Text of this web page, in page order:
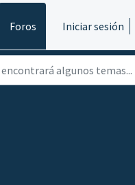
Foros Iniciar sesión